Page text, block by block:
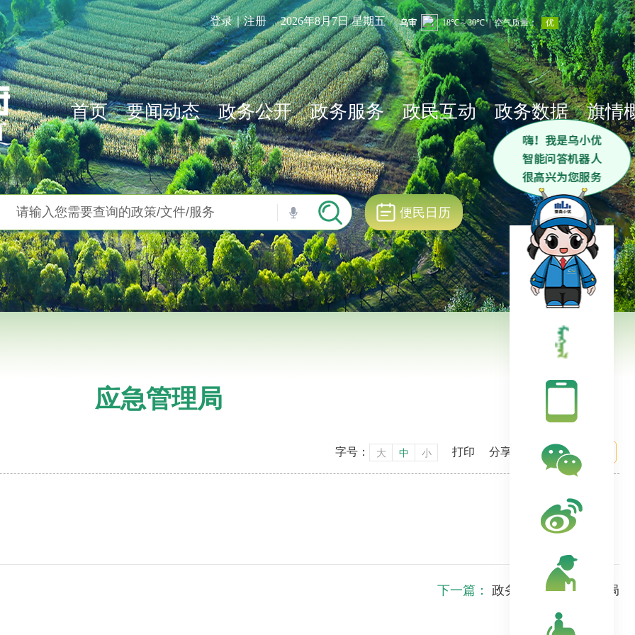
登录｜注册 2026年8月7日 星期五
首页 要闻动态 政务公开 政务服务 政民互动 政务数据 旗情
便民日历
应急管理局
字号： 大 中 小 打印 分享到：
下一篇： 政务服务与数据管理局